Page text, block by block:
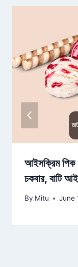
আইসক্রিম
চকবার, বাটি
By Mitu June